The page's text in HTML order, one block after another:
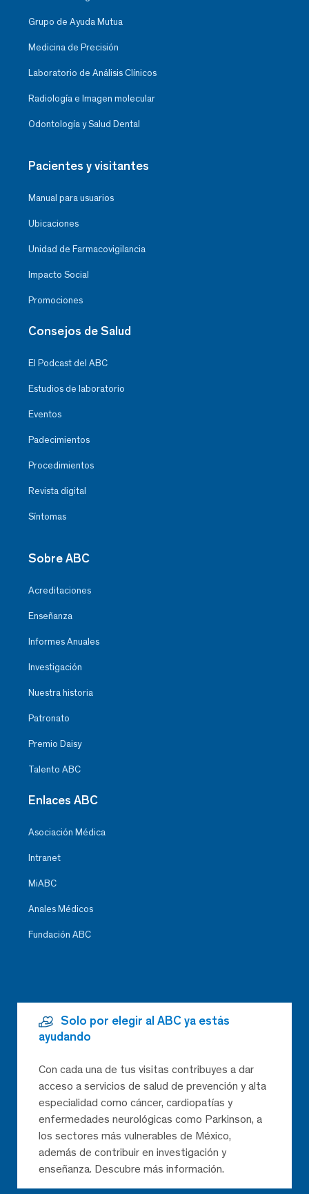
Grupo de Ayuda Mutua
Medicina de Precisión
Laboratorio de Análisis Clínicos
Radiología e Imagen molecular
Odontología y Salud Dental
Pacientes y visitantes
Manual para usuarios
Ubicaciones
Unidad de Farmacovigilancia
Impacto Social
Promociones
Consejos de Salud
El Podcast del ABC
Estudios de laboratorio
Eventos
Padecimientos
Procedimientos
Revista digital
Síntomas
Sobre ABC
Acreditaciones
Enseñanza
Informes Anuales
Investigación
Nuestra historia
Patronato
Premio Daisy
Talento ABC
Enlaces ABC
Asociación Médica
Intranet
MiABC
Anales Médicos
Fundación ABC
Solo por elegir al ABC ya estás
ayudando
Con cada una de tus visitas contribuyes a dar
acceso a servicios de salud de prevención y alta
especialidad como cáncer, cardiopatías y
enfermedades neurológicas como Parkinson, a
los sectores más vulnerables de México,
además de contribuir en investigación y
enseñanza. Descubre más información.